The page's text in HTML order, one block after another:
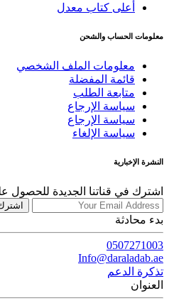
أعلى كتاب معدل
معلومات الحساب والشحن
معلومات الملف الشخصي
قائمة المفضلة
متابعة الطلب
سياسة الإرجاع
سياسة الإرجاع
سياسة الإلغاء
النشرة الإخبارية
اشترك في قناتنا الجديدة للحصول
بدء محادثة
0507271003
Info@daraladab.ae
تذكرة الدعم
العنوان